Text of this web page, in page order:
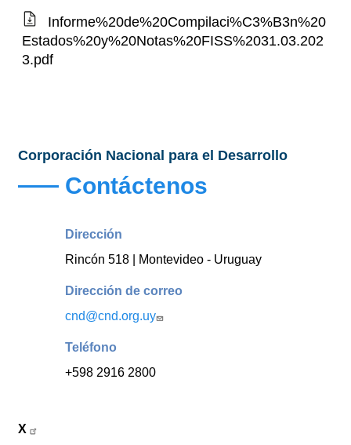
Informe%20de%20Compilaci%C3%B3n%20
Estados%20y%20Notas%20FISS%2031.03.202
3.pdf
Corporación Nacional para el Desarrollo
Contáctenos
Dirección
Rincón 518 | Montevideo - Uruguay
Dirección de correo
cnd@cnd.org.uy
Teléfono
+598 2916 2800
X